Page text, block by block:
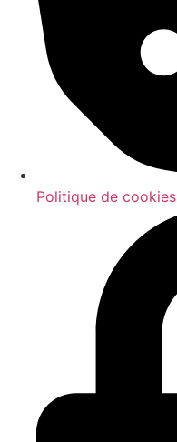
Politique de cookies